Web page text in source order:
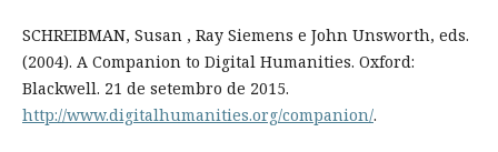
SCHREIBMAN, Susan , Ray Siemens e John Unsworth, eds.
(2004). A Companion to Digital Humanities. Oxford:
Blackwell. 21 de setembro de 2015.
http://www.digitalhumanities.org/companion/.